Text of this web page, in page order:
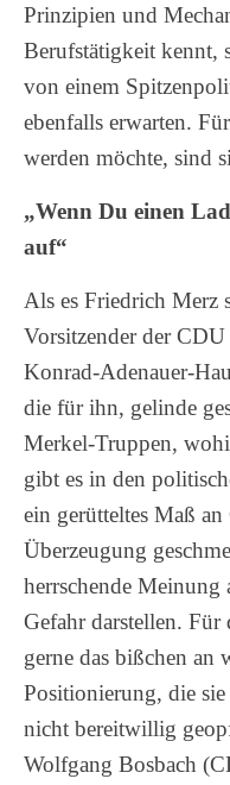
Prinzipien und
Berufstätigkeit kennt,
von einem
ebenfalls erwarten.
werden möchte, sind
„Wenn Du einen
auf“
Als es Friedrich Merz
Vorsitzender der
Konrad-Adenauer-
die für ihn, gelinde
Merkel-Truppen,
gibt es in den
ein gerütteltes Maß
Überzeugung
herrschende Meinung
Gefahr darstellen. Für
gerne das bißchen an
Positionierung, die
nicht bereitwillig
Wolfgang Bosbach